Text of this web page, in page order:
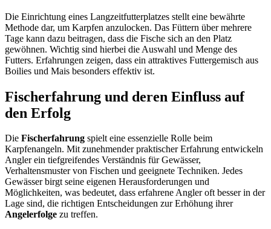
Die Einrichtung eines Langzeitfutterplatzes stellt eine bewährte
Methode dar, um Karpfen anzulocken. Das Füttern über mehrere
Tage kann dazu beitragen, dass die Fische sich an den Platz
gewöhnen. Wichtig sind hierbei die Auswahl und Menge des
Futters. Erfahrungen zeigen, dass ein attraktives Futtergemisch aus
Boilies und Mais besonders effektiv ist.
Fischerfahrung und deren Einfluss auf
den Erfolg
Die Fischerfahrung spielt eine essenzielle Rolle beim
Karpfenangeln. Mit zunehmender praktischer Erfahrung entwickeln
Angler ein tiefgreifendes Verständnis für Gewässer,
Verhaltensmuster von Fischen und geeignete Techniken. Jedes
Gewässer birgt seine eigenen Herausforderungen und
Möglichkeiten, was bedeutet, dass erfahrene Angler oft besser in der
Lage sind, die richtigen Entscheidungen zur Erhöhung ihrer
Angelerfolge zu treffen.